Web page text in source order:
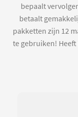
bepaalt
betaalt
pakketten zijn 12
te gebruiken!